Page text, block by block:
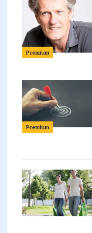
Premium
Premium